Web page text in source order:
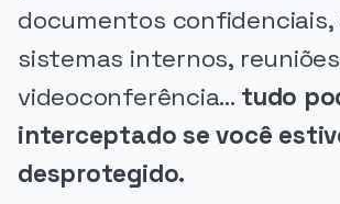
documentos confidenciais,
sistemas internos,
videoconferência… tudo
interceptado se você
desprotegido.